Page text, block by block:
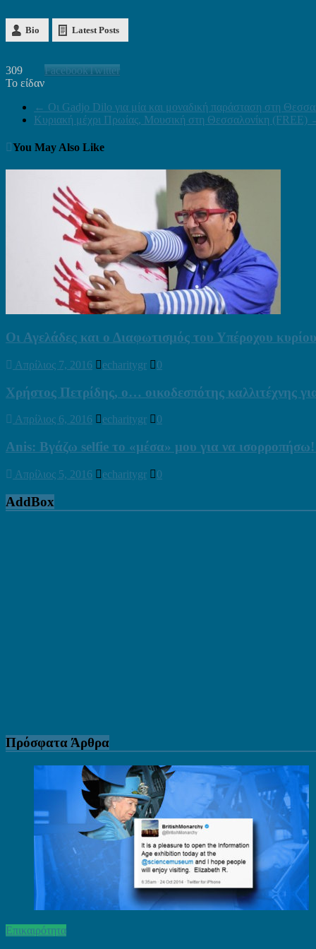
Bio Latest Posts
309
Το είδαν
FacebookTwitter
← Οι Gadjo Dilo για μία και μοναδική παράσταση στη
Κυριακή μέχρι Πρωίας, Μουσική στη Θεσσαλονίκη (FREE)
You May Also Like
Οι Αγελάδες και ο Διαφωτισμός του Υπέροχου
Απρίλιος 7, 2016 echaritygr 0
Χρήστος Πετρίδης, ο… οικοδεσπότης καλλιτέχνης
Απρίλιος 6, 2016 echaritygr 0
Anis: Βγάζω selfie το «μέσα» μου για να ισορροπήσω!
Απρίλιος 5, 2016 echaritygr 0
AddBox
Πρόσφατα Άρθρα
Επικαιρότητα